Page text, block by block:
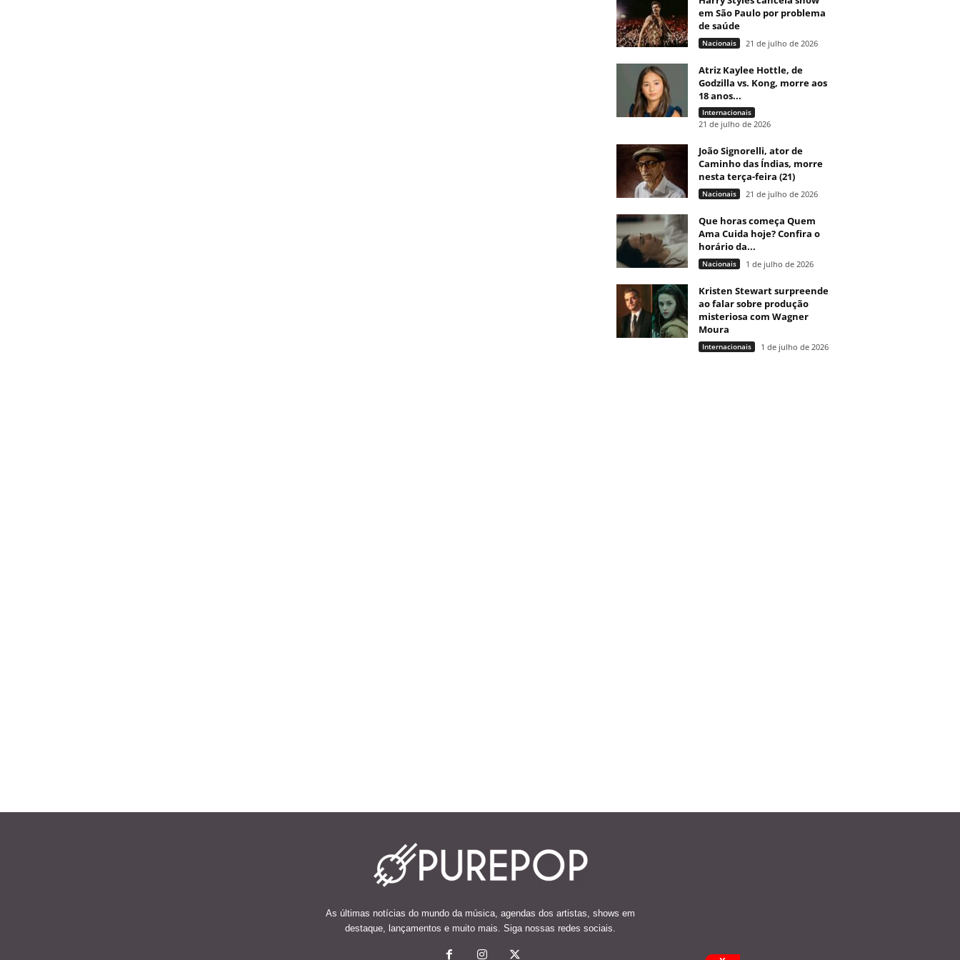
em São Paulo por problema
de saúde
Nacionais 21 de julho de 2026
Atriz Kaylee Hottle, de
Godzilla vs. Kong, morre aos
18 anos...
Internacionais
21 de julho de 2026
João Signorelli, ator de
Caminho das Índias, morre
nesta terça-feira (21)
Nacionais 21 de julho de 2026
Que horas começa Quem
Ama Cuida hoje? Confira o
horário da...
Nacionais 1 de julho de 2026
Kristen Stewart surpreende
ao falar sobre produção
misteriosa com Wagner
Moura
Internacionais 1 de julho de 2026
As últimas notícias do mundo da música, agendas dos artistas, shows em
destaque, lançamentos e muito mais. Siga nossas redes sociais.